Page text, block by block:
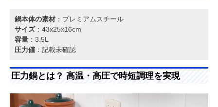
鍋本体の素材 ：プレミアムスチール
サイズ：43x25x16cm
容量 ：3.5L
圧力値 ：記載未確認
圧力鍋とは？ 高温・高圧で時短調理を実現